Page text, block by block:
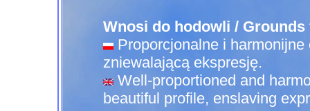
Wnosi do hodowli / Grounds
Proporcjonalne i harmonijne
zniewalającą ekspresję.
Well-proportioned and
beautiful profile, enslaving